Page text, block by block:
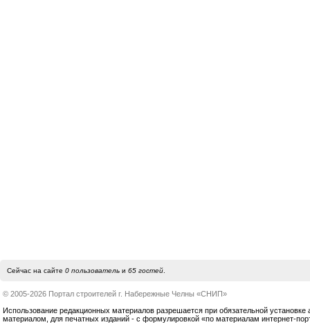
Сейчас на сайте 0 пользовательи 65 гостей.
© 2005-2026 Портал строителей г. Набережные Челны «СНИП»
Использование редакционных материалов разрешается при обязательной установке
материалом, для печатных изданий - с формулировкой «по материалам интернет-